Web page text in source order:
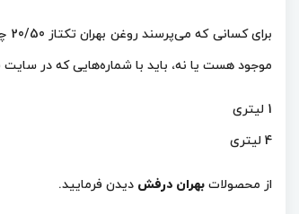
موجود هست یا نه، باید با شماره‌هایی که در سایت
1 لیتری
4 لیتری
از محصولات بهران درفش دیدن فرمایید.